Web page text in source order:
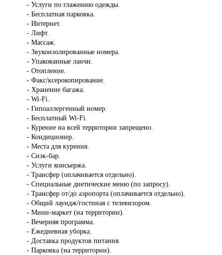
- Услуги по глажению одежды.
- Бесплатная парковка.
- Интернет.
- Лифт.
- Массаж.
- Звукоизолированные номера.
- Упакованные ланчи.
- Отопление.
- Факс/ксерокопирование.
- Хранение багажа.
- Wi-Fi.
- Гипоаллергенный номер.
- Бесплатный Wi-Fi.
- Курение на всей территории запрещено.
- Кондиционер.
- Места для курения.
- Снэк-бар.
- Услуги консьержа.
- Трансфер (оплачивается отдельно).
- Специальные диетические меню (по запросу).
- Трансфер от/до аэропорта (оплачивается отдельно).
- Общий лаундж/гостиная с телевизором.
- Мини-маркет (на территории).
- Вечерняя программа.
- Ежедневная уборка.
- Доставка продуктов питания.
- Парковка (на территории).